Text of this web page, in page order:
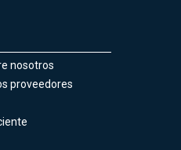
nosotros
proveedores